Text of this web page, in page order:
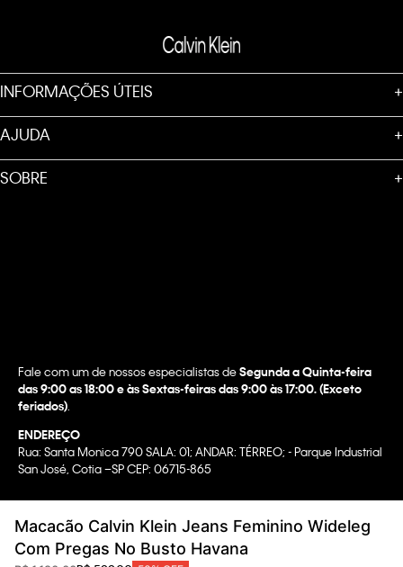
Macacão Calvin Klein Jeans Feminino Wideleg
Com Pregas No Busto Havana
INFORMAÇÕES ÚTEIS +
AJUDA +
SOBRE +
Fale com um de nossos especialistas deSegunda a Quinta-feira
das 9:00 as 18:00 e às Sextas-feiras das 9:00 às 17:00. (Exceto
feriados)
ENDEREÇO
Rua: Santa Monica 790 SALA: 01; ANDAR: TÉRREO; - Parque Industrial
San José, Cotia –SP CEP: 06715-865
WBR INDUSTRIA E COMERCIO DE VESTUARIO LTDA.
CNPJ 07.296.319/0058-90